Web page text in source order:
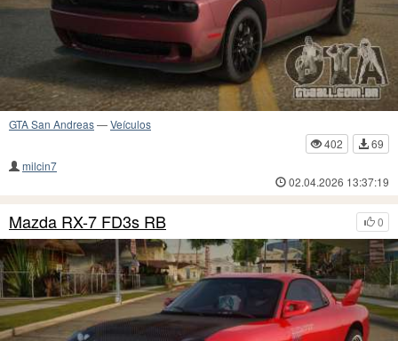
GTA San Andreas—Veículos
402
69
milcin7
02.04.2026 13:37:19
0
Mazda RX-7 FD3s RB